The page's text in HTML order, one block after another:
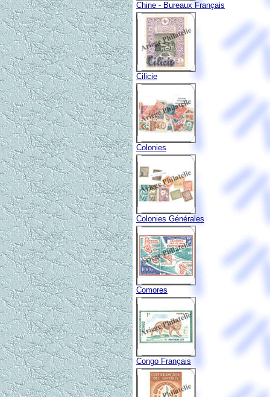
Chine - Bureaux Français
Cilicie
Colonies
Colonies Générales
Comores
Congo Français